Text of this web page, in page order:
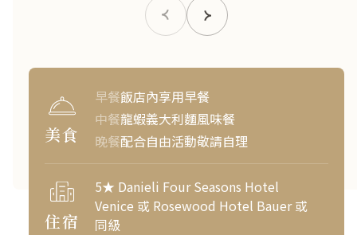
美食
早餐飯店內享用早餐
中餐龍蝦義大利麵風味餐
晚餐配合自由活動敬請自理
住宿
5★ Danieli Four Seasons Hotel
Venice 或 Rosewood Hotel Bauer 或
同級